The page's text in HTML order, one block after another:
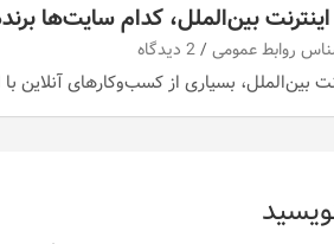
بین‌الملل، کدام سایت‌ها
روابط عمومی 2 دیدگاه
بین‌الملل، بسیاری از کسب‌وکارهای آنلاین